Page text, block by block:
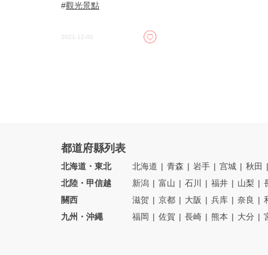
觀光景點
2021-12-02
都道府縣列表
北海道・東北 北海道 青森 岩手 宫城
秋田
北陸・甲信越
新潟 富山 石川 福井 山梨
關西
滋贺 京都 大阪 兵库 奈良
九州・沖繩
福岡 佐賀 長崎 熊本 大分